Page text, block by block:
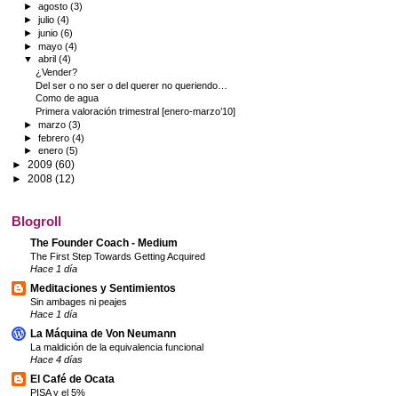
►agosto(3)
►julio(4)
►junio(6)
►mayo(4)
▼abril(4)
¿Vender?
Del ser o no ser o del querer no queriendo…
Como de agua
Primera valoración trimestral [enero-marzo’10]
►marzo(3)
►febrero(4)
►enero(5)
► 2009 (60)
► 2008 (12)
Blogroll
The Founder Coach - Medium
The First Step Towards Getting Acquired
Hace 1 día
Meditaciones y Sentimientos
Sin ambages ni peajes
Hace 1 día
La Máquina de Von Neumann
La maldición de la equivalencia funcional
Hace 4 días
El Café de Ocata
PISA y el 5%